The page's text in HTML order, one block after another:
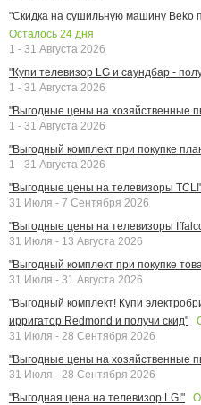
"Скидка на сушильную машину Beko
Осталось 24 дня
1 - 31 Августа 2026
"Купи телевизор LG и саундбар -
1 - 31 Августа 2026
"Выгодные цены на хозяйственные
1 - 31 Августа 2026
"Выгодный комплект при покупке
1 - 31 Августа 2026
"Выгодные цены на телевизоры
31 Июля - 7 Сентября 2026
"Выгодные цены на телевизоры
31 Июля - 13 Августа 2026
"Выгодный комплект при покупке
31 Июля - 31 Августа 2026
"Выгодный комплект! Купи
ирригатор Redmond и получи скид"
31 Июля - 28 Сентября 2026
"Выгодные цены на хозяйственные
31 Июля - 28 Сентября 2026
"Выгодная цена на телевизор LG!"